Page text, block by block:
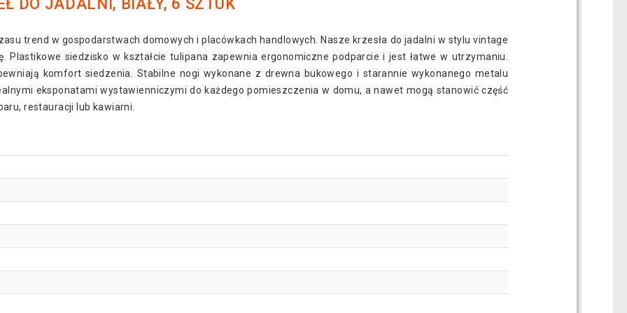
DO JADALNI, BIAŁY, 6 SZTUK
trend w gospodarstwach domowych i placówkach handlowych. Nasze krzesła do jadalni w stylu vintage
Plastikowe siedzisko w kształcie tulipana zapewnia ergonomiczne podparcie i jest łatwe w utrzymaniu.
komfort siedzenia. Stabilne nogi wykonane z drewna bukowego i starannie wykonanego metalu
eksponatami wystawienniczymi do każdego pomieszczenia w domu, a nawet mogą stanowić część
restauracji lub kawiarni.